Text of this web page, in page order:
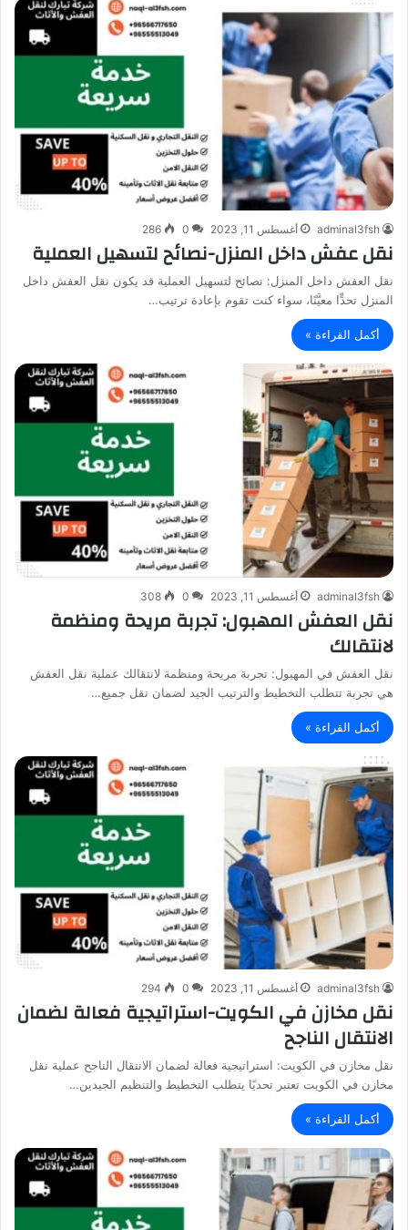
adminal3fsh أغسطس 11, 2023 0
286
نقل عفش داخل المنزل-نصائح لتسهيل العملية
نقل العفش داخل المنزل: نصائح لتسهيل العملية قد يكون نقل العفش داخل
المنزل تحدٍّا معيَّنًا، سواء كنت تقوم بإعادة ترتيب…
أكمل القراءة »
adminal3fsh أغسطس 11, 2023 0
308
نقل العفش المهبول: تجربة مريحة ومنظمة
لانتقالك
نقل العفش في المهبول: تجربة مريحة ومنظمة لانتقالك عملية نقل العفش
هي تجربة تتطلب التخطيط والترتيب الجيد لضمان نقل جميع…
أكمل القراءة »
adminal3fsh أغسطس 11, 2023 0
294
نقل مخازن في الكويت-استراتيجية فعالة لضمان
الانتقال الناجح
نقل مخازن في الكويت: استراتيجية فعالة لضمان الانتقال الناجح عملية نقل
مخازن في الكويت تعتبر تحديًا يتطلب التخطيط والتنظيم الجيدين…
أكمل القراءة »